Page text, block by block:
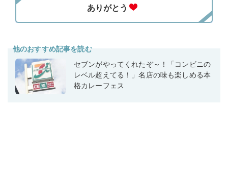
他のおすすめ記事を読む
セブンがやってくれたぞ～！「コンビニの
レベル超えてる！」名店の味も楽しめる本
格カレーフェス